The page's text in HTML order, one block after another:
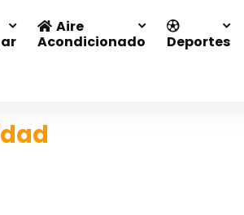
Aire
Acondicionado
Deportes